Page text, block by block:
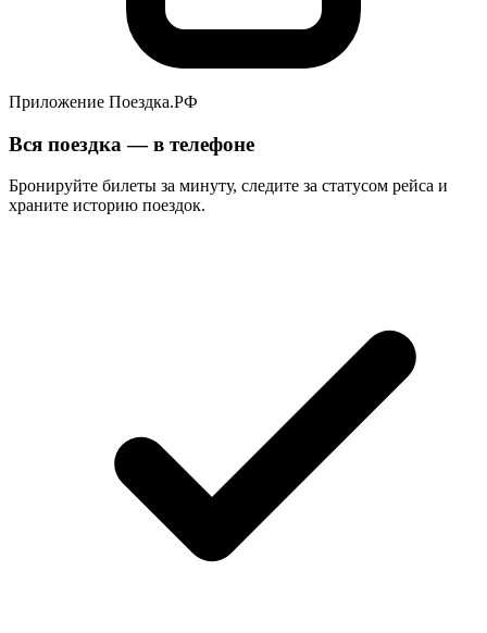
Приложение Поездка.РФ
Вся поездка — в телефоне
Бронируйте билеты за минуту, следите за статусом рейса и
храните историю поездок.